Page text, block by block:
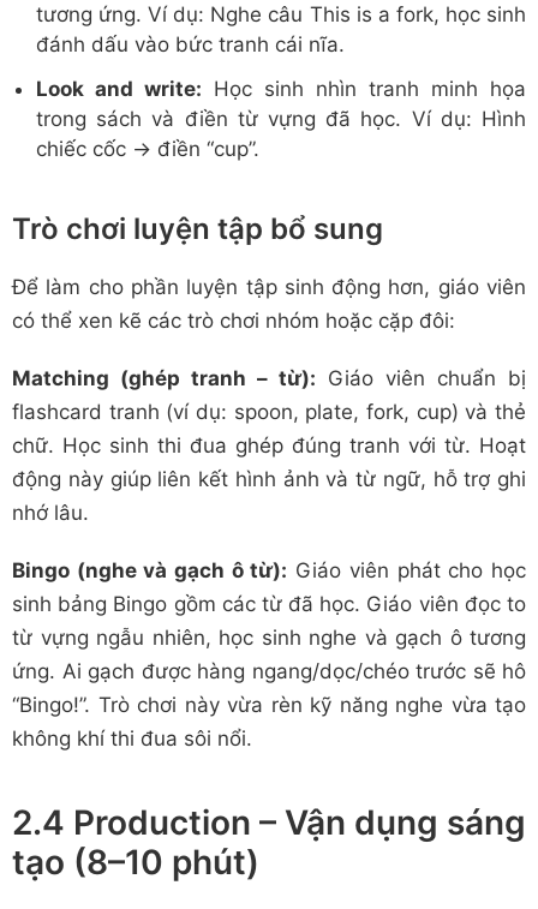
tương ứng. Ví dụ: Nghe câu This is a fork, học sinh
đánh dấu vào bức tranh cái nĩa.
Look and write: Học sinh nhìn tranh minh họa
trong sách và điền từ vựng đã học. Ví dụ: Hình
chiếc cốc → điền “cup”.
Trò chơi luyện tập bổ sung
Để làm cho phần luyện tập sinh động hơn, giáo viên
có thể xen kẽ các trò chơi nhóm hoặc cặp đôi:
Matching (ghép tranh – từ): Giáo viên chuẩn bị
flashcard tranh (ví dụ: spoon, plate, fork, cup) và thẻ
chữ. Học sinh thi đua ghép đúng tranh với từ. Hoạt
động này giúp liên kết hình ảnh và từ ngữ, hỗ trợ ghi
nhớ lâu.
Bingo (nghe và gạch ô từ): Giáo viên phát cho học
sinh bảng Bingo gồm các từ đã học. Giáo viên đọc to
từ vựng ngẫu nhiên, học sinh nghe và gạch ô tương
ứng. Ai gạch được hàng ngang/dọc/chéo trước sẽ hô
“Bingo!”. Trò chơi này vừa rèn kỹ năng nghe vừa tạo
không khí thi đua sôi nổi.
2.4 Production – Vận dụng sáng
tạo (8–10 phút)